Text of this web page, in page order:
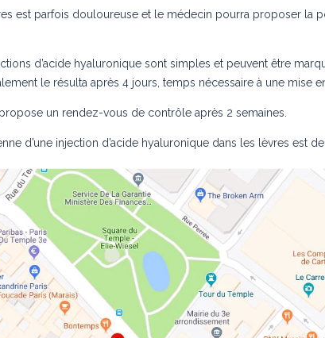
est parfois douloureuse et le médecin pourra proposer la
d’acide hyaluronique sont simples et peuvent être
le résulta après 4 jours, temps nécessaire à une mise
un rendez-vous de contrôle après 2 semaines.
d’une injection d’acide hyaluronique dans les lèvres est